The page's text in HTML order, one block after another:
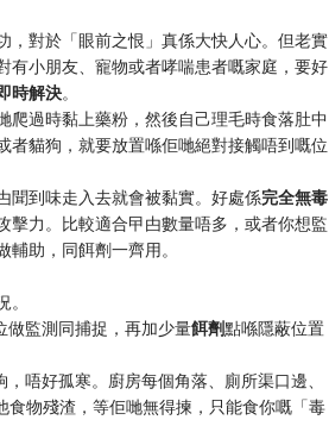
，對於「眼前之恨」真係大快人心。但老實
有小朋友、寵物或者哮喘患者嘅家庭，要好
時解決。
爬過時黏上藥粉，然後自己理毛時食落肚中
貓狗，就要放置喺佢哋絕對接觸唔到嘅位
聞到味走入去就會被黏實。好處係完全無毒
擊力。比較適合曱甴數量唔多，或者你想監
助，同餌劑一齊用。
做監測同捕捉，再加少量餌劑點喺隱蔽位置
唔好孤寒。廚房每個角落、廁所渠口邊、
物殘渣，等佢哋無得揀，只能食你嘅「毒